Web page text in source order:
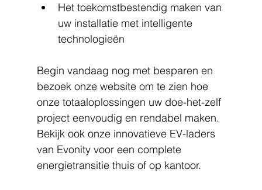
Het toekomstbestendig maken van
uw installatie met intelligente
technologieën
Begin vandaag nog met besparen en
bezoek onze website om te zien hoe
onze totaaloplossingen uw doe-het-zelf
project eenvoudig en rendabel maken.
Bekijk ook onze innovatieve EV-laders
van Evonity voor een complete
energietransitie thuis of op kantoor.